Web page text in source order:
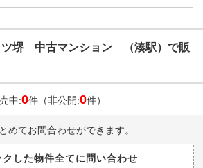
ツ堺 中古マンション （湊駅）で販
中:0件（非公開:0件）
めてお問合わせができます。